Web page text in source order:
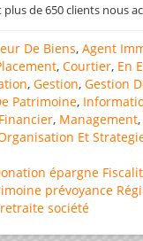
de 650 clients nous ac
De Biens, Agent
, Courtier, En
, Gestion, Gestion
Patrimoine,
, Management,
Et
épargne
prévoyance
retraite société